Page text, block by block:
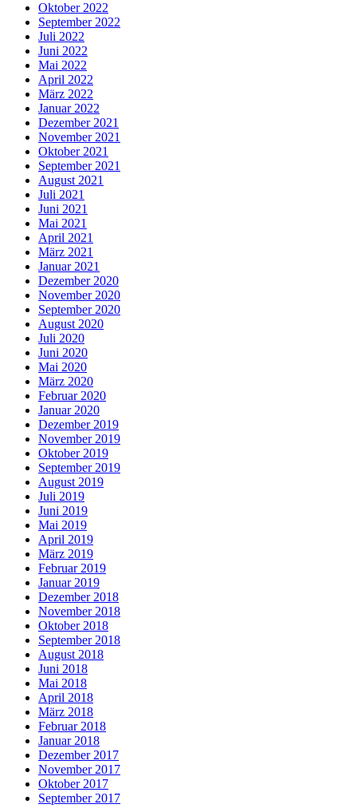
Oktober 2022
September 2022
Juli 2022
Juni 2022
Mai 2022
April 2022
März 2022
Januar 2022
Dezember 2021
November 2021
Oktober 2021
September 2021
August 2021
Juli 2021
Juni 2021
Mai 2021
April 2021
März 2021
Januar 2021
Dezember 2020
November 2020
September 2020
August 2020
Juli 2020
Juni 2020
Mai 2020
März 2020
Februar 2020
Januar 2020
Dezember 2019
November 2019
Oktober 2019
September 2019
August 2019
Juli 2019
Juni 2019
Mai 2019
April 2019
März 2019
Februar 2019
Januar 2019
Dezember 2018
November 2018
Oktober 2018
September 2018
August 2018
Juni 2018
Mai 2018
April 2018
März 2018
Februar 2018
Januar 2018
Dezember 2017
November 2017
Oktober 2017
September 2017